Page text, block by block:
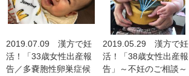
2019.07.09 漢方で妊
活！「33歳女性出産報
告／多嚢胞性卵巣症候
2019.05.29 漢方で妊
活！「38歳女性出産報
告」～不妊のご相談～